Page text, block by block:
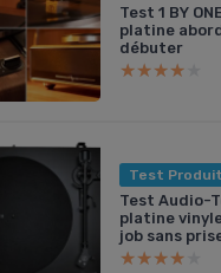
Test 1 BY
platine
débuter
★★★★★
★★★★★
Test Produit
Test Audio-
platine
job sans
★★★★★
★★★★★